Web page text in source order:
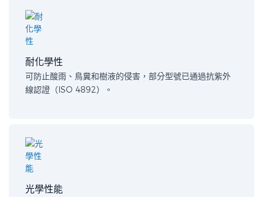
耐化學性
可防止酸雨、鳥糞和樹液的侵害，部分型號已通過抗紫外
線認證（ISO 4892）。
光學性能